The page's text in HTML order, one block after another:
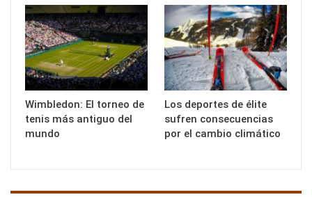
Wimbledon: El torneo de
tenis más antiguo del
mundo
Los deportes de élite
sufren consecuencias
por el cambio climático